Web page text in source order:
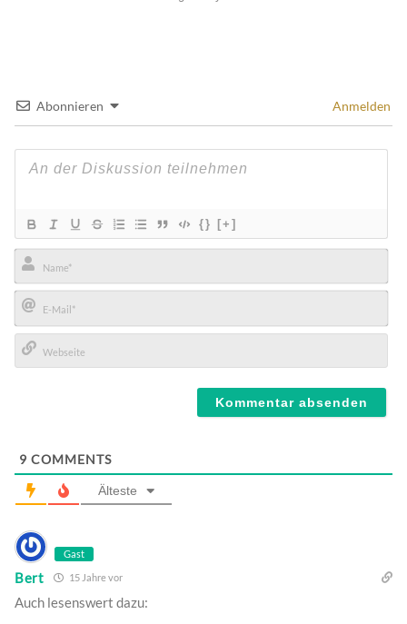
Abonnieren Anmelden
{} [+]
Name*
E-
Mail*
9 COMMENTS
Älteste
Gast
Bert 15 Jahre vor
Auch lesenswert dazu: